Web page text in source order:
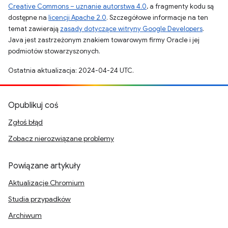
Creative Commons – uznanie autorstwa 4.0, a fragmenty kodu są
dostępne na licencji Apache 2.0. Szczegółowe informacje na ten
temat zawierają zasady dotyczące witryny Google Developers.
Java jest zastrzeżonym znakiem towarowym firmy Oracle i jej
podmiotów stowarzyszonych.
Ostatnia aktualizacja: 2024-04-24 UTC.
Opublikuj coś
Zgłoś błąd
Zobacz nierozwiązane problemy
Powiązane artykuły
Aktualizacje Chromium
Studia przypadków
Archiwum